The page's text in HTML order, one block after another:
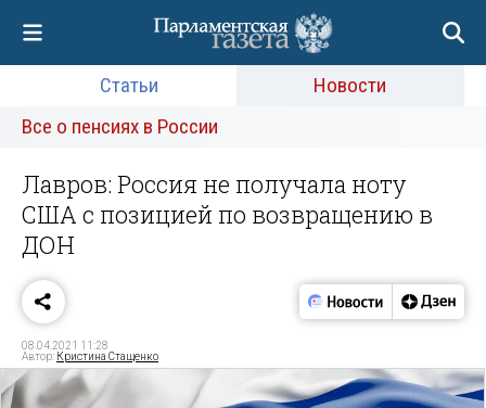
Статьи
Новости
Все о пенсиях в России
Лавров: Россия не получала ноту
США с позицией по возвращению в
ДОН
08.04.2021 11:28
Автор: Кристина Стащенко